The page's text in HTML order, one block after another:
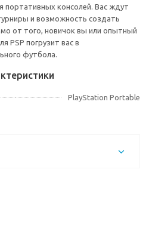
портативных консолей. Вас ждут
и возможность создать
от того, новичок вы или опытный
PSP погрузит вас в
футбола.
PlayStation Portable